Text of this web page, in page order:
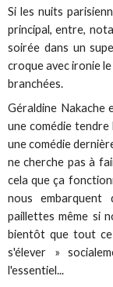
Si les nuits
principal, entre,
soirée dans un
croque avec ironie
branchées.
Géraldine Nakache
une comédie
une comédie
ne cherche pas à
cela que ça
nous embarquent
paillettes même si
bientôt que tout
s'élever »
l'essentiel...